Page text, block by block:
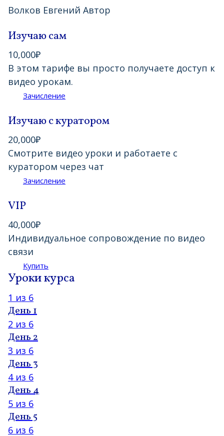
Волков Евгений Автор
Изучаю сам
10,000₽
В этом тарифе вы просто получаете доступ к
видео урокам.
Зачисление
Изучаю с куратором
20,000₽
Смотрите видео уроки и работаете с
куратором через чат
Зачисление
VIP
40,000₽
Индивидуальное сопровождение по видео
связи
Купить
Уроки курса
1 из 6
День 1
2 из 6
День 2
3 из 6
День 3
4 из 6
День 4
5 из 6
День 5
6 из 6